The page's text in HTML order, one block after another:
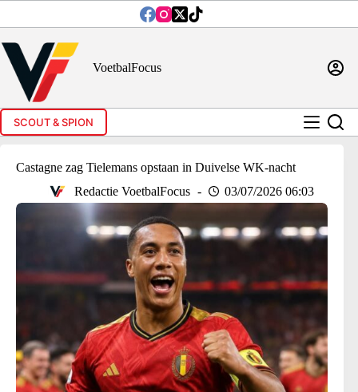
inhoud
VoetbalFocus
SCOUT & SPION
Castagne zag Tielemans opstaan in Duivelse WK-nacht
Redactie VoetbalFocus
03/07/2026 06:03